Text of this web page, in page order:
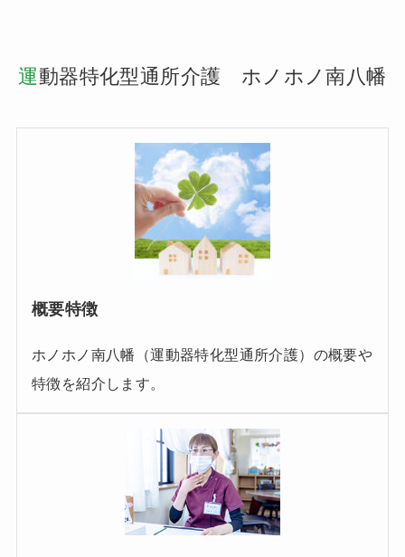
運動器特化型通所介護 ホノホノ南八幡
概要特徴
ホノホノ南八幡（運動器特化型通所介護）の概要や
特徴を紹介します。